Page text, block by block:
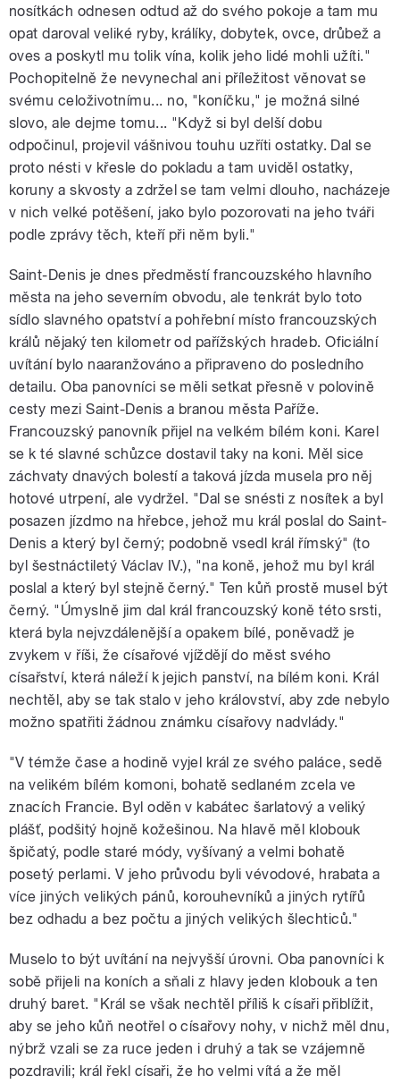
nosítkách odnesen odtud až do svého pokoje a tam mu
opat daroval veliké ryby, králíky, dobytek, ovce, drůbež a
oves a poskytl mu tolik vína, kolik jeho lidé mohli užíti."
Pochopitelně že nevynechal ani příležitost věnovat se
svému celoživotnímu... no, "koníčku," je možná silné
slovo, ale dejme tomu... "Když si byl delší dobu
odpočinul, projevil vášnivou touhu uzříti ostatky. Dal se
proto nésti v křesle do pokladu a tam uviděl ostatky,
koruny a skvosty a zdržel se tam velmi dlouho, nacházeje
v nich velké potěšení, jako bylo pozorovati na jeho tváři
podle zprávy těch, kteří při něm byli."
Saint-Denis je dnes předměstí francouzského hlavního
města na jeho severním obvodu, ale tenkrát bylo toto
sídlo slavného opatství a pohřební místo francouzských
králů nějaký ten kilometr od pařížských hradeb. Oficiální
uvítání bylo naaranžováno a připraveno do posledního
detailu. Oba panovníci se měli setkat přesně v polovině
cesty mezi Saint-Denis a branou města Paříže.
Francouzský panovník přijel na velkém bílém koni. Karel
se k té slavné schůzce dostavil taky na koni. Měl sice
záchvaty dnavých bolestí a taková jízda musela pro něj
hotové utrpení, ale vydržel. "Dal se snésti z nosítek a byl
posazen jízdmo na hřebce, jehož mu král poslal do Saint-
Denis a který byl černý; podobně vsedl král římský" (to
byl šestnáctiletý Václav IV.), "na koně, jehož mu byl král
poslal a který byl stejně černý." Ten kůň prostě musel být
černý. "Úmyslně jim dal král francouzský koně této srsti,
která byla nejvzdálenější a opakem bílé, poněvadž je
zvykem v říši, že císařové vjíždějí do měst svého
císařství, která náleží k jejich panství, na bílém koni. Král
nechtěl, aby se tak stalo v jeho království, aby zde nebylo
možno spatřiti žádnou známku císařovy nadvlády."
"V témže čase a hodině vyjel král ze svého paláce, sedě
na velikém bílém komoni, bohatě sedlaném zcela ve
znacích Francie. Byl oděn v kabátec šarlatový a veliký
plášť, podšitý hojně kožešinou. Na hlavě měl klobouk
špičatý, podle staré módy, vyšívaný a velmi bohatě
posetý perlami. V jeho průvodu byli vévodové, hrabata a
více jiných velikých pánů, korouhevníků a jiných rytířů
bez odhadu a bez počtu a jiných velikých šlechticů."
Muselo to být uvítání na nejvyšší úrovni. Oba panovníci k
sobě přijeli na koních a sňali z hlavy jeden klobouk a ten
druhý baret. "Král se však nechtěl příliš k císaři přiblížit,
aby se jeho kůň neotřel o císařovy nohy, v nichž měl dnu,
nýbrž vzali se za ruce jeden i druhý a tak se vzájemně
pozdravili; král řekl císaři, že ho velmi vítá a že měl